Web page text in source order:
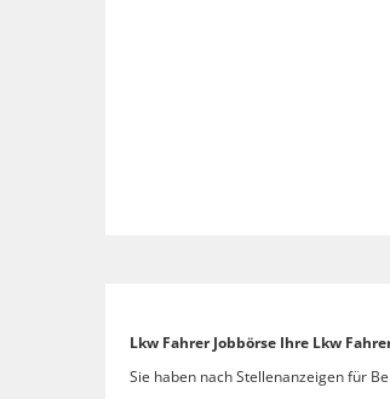
Lkw Fahrer Jobbörse Ihre Lkw
Sie haben nach Stellenanzeigen für